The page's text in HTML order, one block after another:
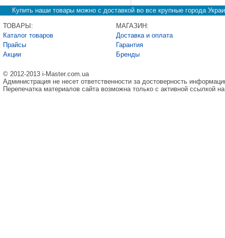
Купить наши товары можно с доставкой во все крупные города
ТОВАРЫ:
Каталог товаров
Прайсы
Акции
МАГАЗИН:
Доставка и оплата
Гарантия
Бренды
© 2012-2013 i-Master.com.ua
Администрация не несет ответственности за достоверность
Перепечатка материалов сайта возможна только с активной ссылкой